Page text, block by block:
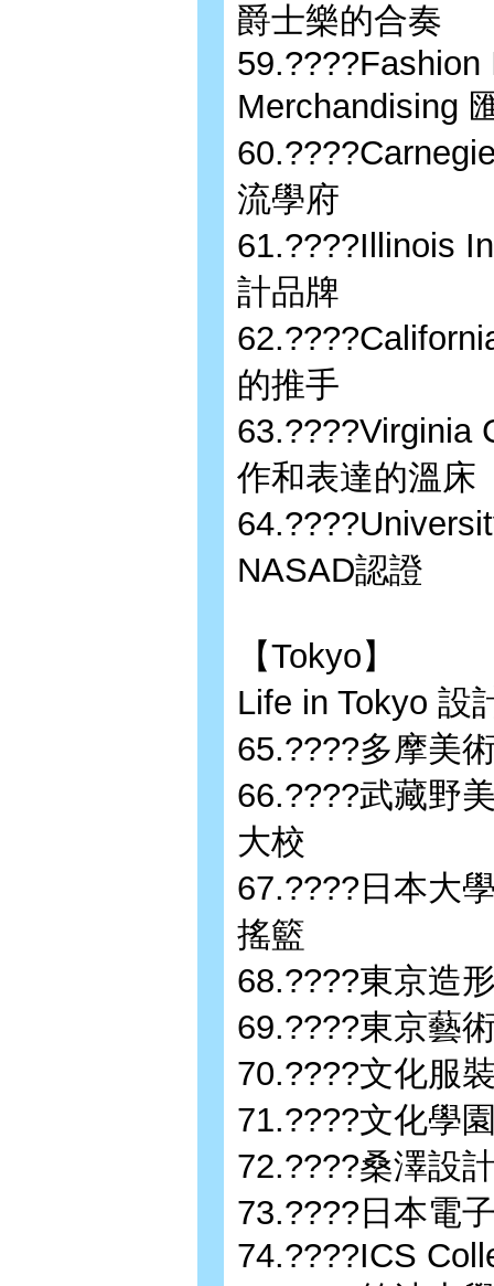
爵士樂的合奏
Merchandising
流學府
61.????Illinois
計品牌
的推手
63.????Virginia
作和表達的溫床
NASAD認證
【Tokyo】
Life in Tokyo 設
65.????多摩美
66.????武藏野
大校
67.????日本大
搖籃
68.????東京造
69.????東京藝
70.????文化服
71.????文化學
72.????桑澤設
73.????日本電
74.????ICS